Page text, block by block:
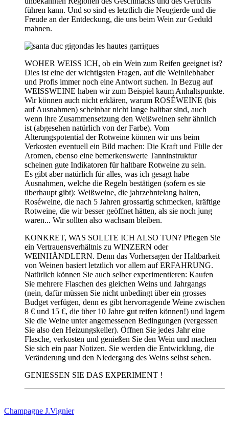
führen kann. Und so sind es letztlich die Neugierde und die
Freude an der Entdeckung, die uns beim Wein zur Geduld
mahnen.
WOHER WEISS ICH, ob ein Wein zum Reifen geeignet ist?
Dies ist eine der wichtigsten Fragen, auf die Weinliebhaber
und Profis immer noch eine Antwort suchen. In Bezug auf
WEISSWEINE haben wir zum Beispiel kaum Anhaltspunkte.
Wir können auch nicht erklären, warum ROSÉWEINE (bis
auf Ausnahmen) scheinbar nicht lange haltbar sind, auch
wenn ihre Zusammensetzung den Weißweinen sehr ähnlich
ist (abgesehen natürlich von der Farbe). Vom
Alterungspotential der Rotweine können wir uns beim
Verkosten eventuell ein Bild machen: Die Kraft und Fülle der
Aromen, ebenso eine bemerkenswerte Tanninstruktur
scheinen gute Indikatoren für haltbare Rotweine zu sein.
Es gibt aber natürlich für alles, was ich gesagt habe
Ausnahmen, welche die Regeln bestätigen (sofern es sie
überhaupt gibt): Weißweine, die jahrzehntelang halten,
Roséweine, die nach 5 Jahren grossartig schmecken, kräftige
Rotweine, die wir besser geöffnet hätten, als sie noch jung
waren... Wir sollten also wachsam bleiben.
KONKRET, WAS SOLLTE ICH ALSO TUN? Pflegen Sie
ein Vertrauensverhältnis zu WINZERN oder
WEINHÄNDLERN. Denn das Vorhersagen der Haltbarkeit
von Weinen basiert letztlich vor allem auf ERFAHRUNG.
Natürlich können Sie auch selber experimentieren: Kaufen
Sie mehrere Flaschen des gleichen Weins und Jahrgangs
(nein, dafür müssen Sie nicht unbedingt über ein grosses
Budget verfügen, denn es gibt hervorragende Weine zwischen
8 € und 15 €, die über 10 Jahre gut reifen können!) und lagern
Sie die Weine unter angemessenen Bedingungen (vergessen
Sie also den Heizungskeller). Öffnen Sie jedes Jahr eine
Flasche, verkosten und genießen Sie den Wein und machen
Sie sich ein paar Notizen. Sie werden die Entwicklung, die
Veränderung und den Niedergang des Weins selbst sehen.
GENIESSEN SIE DAS EXPERIMENT !
Champagne J.Vignier